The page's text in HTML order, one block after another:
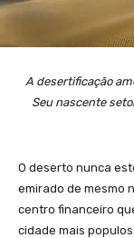
A desertificação
Seu nascente
O deserto nunca
emirado de mesmo
centro financeiro
cidade mais